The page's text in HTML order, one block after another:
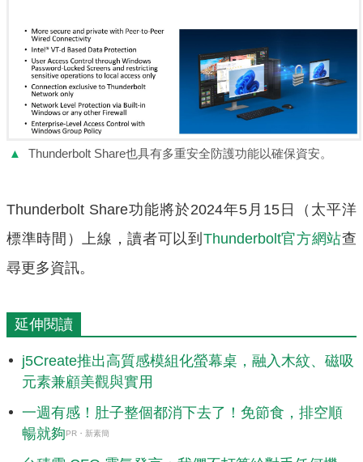
▲ Thunderbolt Share也具有多重安全防護功能以確保資安。
Thunderbolt Share功能將於2024年5月15日（太平洋
標準時間）上線，讀者可以到 Thunderbolt官方網站查
尋更多資訊。
延伸閱讀
j5Create推出高質感模組化螢幕桌，融入木紋、磁吸
元素兼顧美觀與實用
一週有感！肚子整個都消下去了！免節食，排空順
暢就夠PR・新素簡